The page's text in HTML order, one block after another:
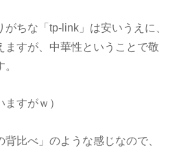
ちな「tp-link」は安いうえに、
ますが、中華性ということで敬
ますがｗ）
比べ」のような感じなので、